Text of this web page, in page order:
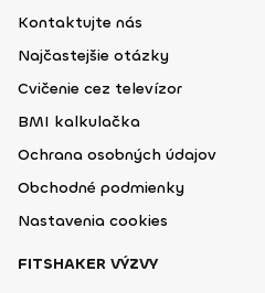
Kontaktujte nás
Najčastejšie otázky
Cvičenie cez televízor
BMI kalkulačka
Ochrana osobných údajov
Obchodné podmienky
Nastavenia cookies
FITSHAKER VÝZVY